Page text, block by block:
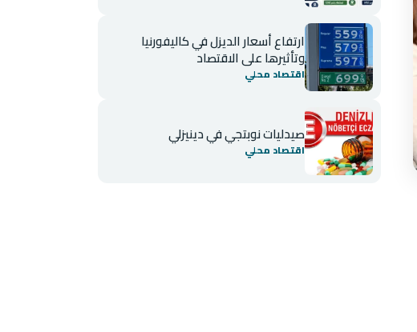
ارتفاع أسعار الديزل في كاليفورنيا
وتأثيرها على الاقتصاد
اقتصاد محلي
صيدليات نوبتجي في دينيزلي
اقتصاد محلي